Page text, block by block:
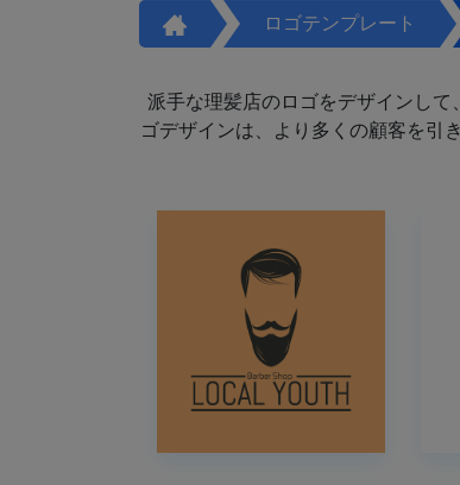
ロゴテンプレート
派手な理髪店のロゴをデザインし
ゴデザインは、より多くの顧客を引